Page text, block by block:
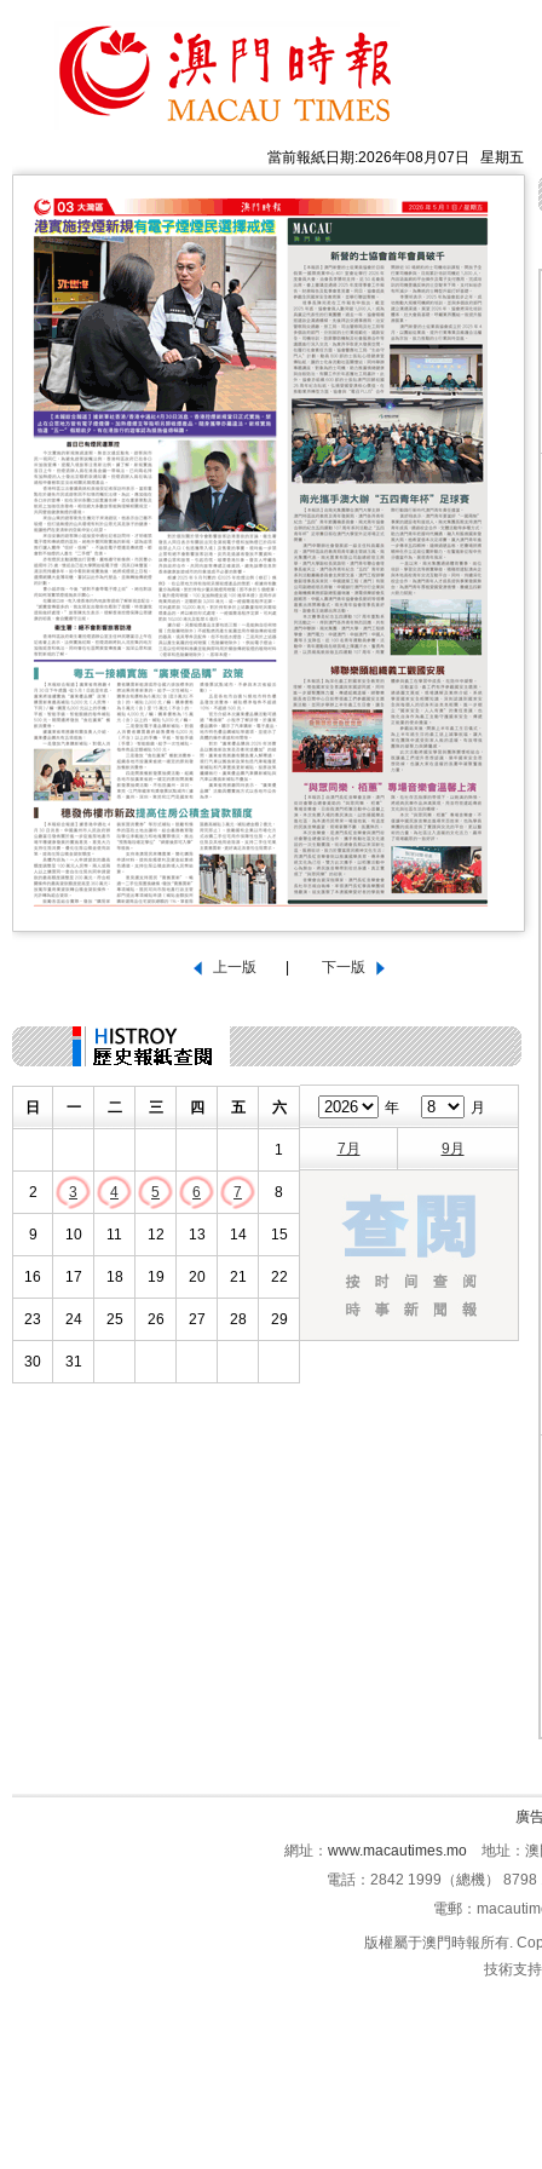
當前報紙日期:2026年08月07日 星期五
日 一 二 三 四 五 六
1
2 3 4 5 6 7 8
9 10 11 12 13 14 15
16 17 18 19 20 21 22
23 24 25 26 27 28 29
30 31
年 月
7月 9月
廣
網址： www.macautimes.mo 地址：澳
電話：2842 1999（總機）
電郵：
版權屬于澳門時報所有.
技術支